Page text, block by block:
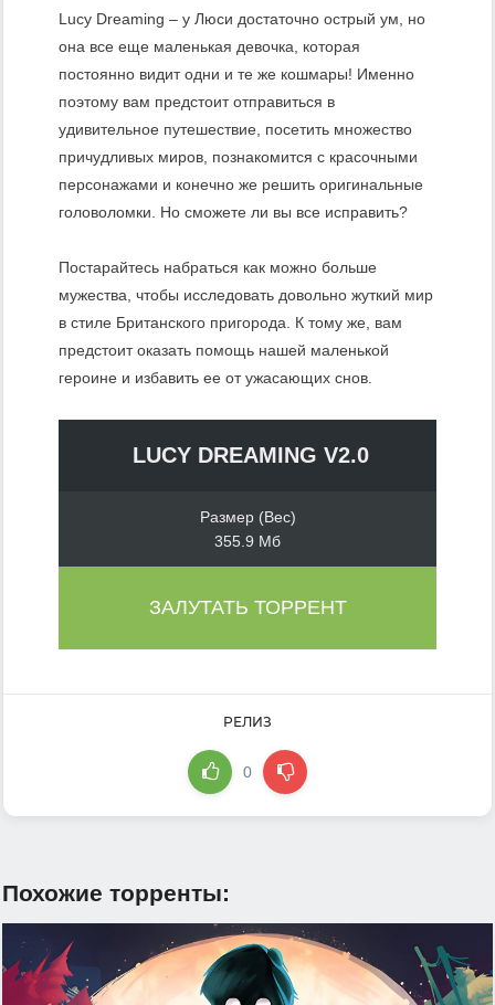
Lucy Dreaming – у Люси достаточно острый ум, но
она все еще маленькая девочка, которая
постоянно видит одни и те же кошмары! Именно
поэтому вам предстоит отправиться в
удивительное путешествие, посетить множество
причудливых миров, познакомится с красочными
персонажами и конечно же решить оригинальные
головоломки. Но сможете ли вы все исправить?
Постарайтесь набраться как можно больше
мужества, чтобы исследовать довольно жуткий мир
в стиле Британского пригорода. К тому же, вам
предстоит оказать помощь нашей маленькой
героине и избавить ее от ужасающих снов.
LUCY DREAMING V2.0
Размер (Вес)
355.9 Мб
ЗАЛУТАТЬ ТОРРЕНТ
РЕЛИЗ
0
Похожие торренты: